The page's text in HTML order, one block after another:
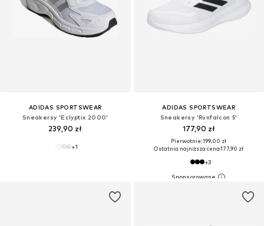
ADIDAS SPORTSWEAR
Sneakersy 'Eclyptix 2000'
239,90 zł
+1
ADIDAS SPORTSWEAR
Sneakersy 'Runfalcon 5'
177,90 zł
Pierwotnie: 199,00 zł
Ostatnia najniższa cena:177,90 zł
+3